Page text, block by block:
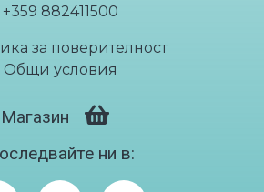
+359 882411500
за поверителност
Общи условия
Магазин
ни в: